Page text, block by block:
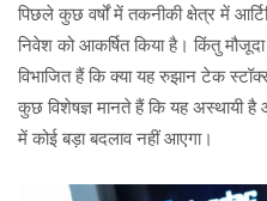
पिछले कुछ वर्षों में तकनीकी क्षेत्र में
निवेश को आकर्षित किया है। किंतु
विभाजित हैं कि क्या यह रुझान टेक
कुछ विशेषज्ञ मानते हैं कि यह अस्थायी है
में कोई बड़ा बदलाव नहीं आएगा।